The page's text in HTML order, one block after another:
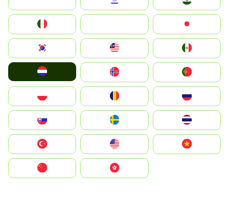
South Korea
United States
中國香港特別行政區